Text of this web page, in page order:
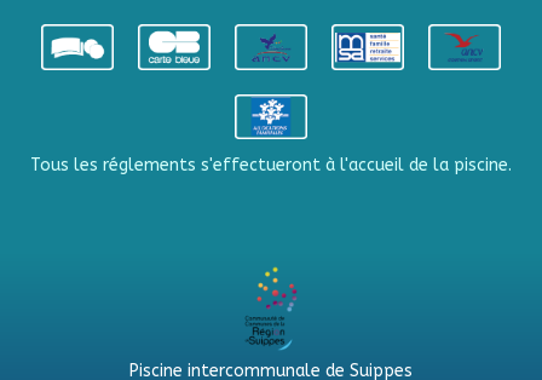
Tous les réglements s'effectueront à l'accueil de la piscine.
Piscine intercommunale de Suippes